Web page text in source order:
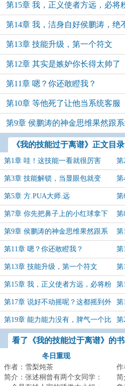
第15章 我，正义使者方远，必将
第14章 我，洁身自好侯鹏涛，绝
第13章 技能升级，第一个符文
第12章 其实是嫉妒你长得太帅了
第11章 嗯？你还敢瞪我？
第10章 等他死了让他当系统客服
第9章 侯鹏涛的神金思维果然跟
《我的技能过于离谱》正文目录
第1章 哇！这技能一看就很厉害 第
吧
第3章 技能解锁，当显眼包就变
强？
第
第5章 方.PUA大师.远 第
第7章 你先把鼻子上的小红球拿下
来吧
第
啊
第9章 侯鹏涛的神金思维果然跟系
统更契合
第
第11章 嗯？你还敢瞪我？ 第
第13章 技能升级，第一个符文 第
与
第15章 我，正义使者方远，必将粉
碎你们的阴谋
第
一
第17章 说好不动摇呢？这都摇到外
婆桥了都
第
第19章 能力能力没有，脾气一个比
一个臭
第
看了《我的技能过于离谱》的
冬日重现
作者：雪梨炖茶
简介：张述桐曾有两个女同学：
作
简